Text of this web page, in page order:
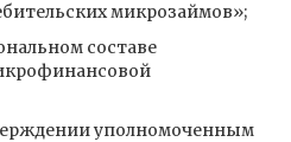
микрозаймов»;
составе
уполномоченным